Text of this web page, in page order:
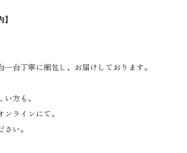
一台丁寧に梱包し、お届けしております。
方も、
ラインにて、
い。